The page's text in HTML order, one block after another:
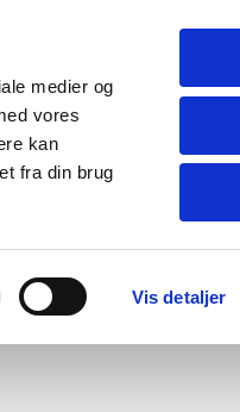
medier og
vores
kan
fra din brug
Vis detaljer